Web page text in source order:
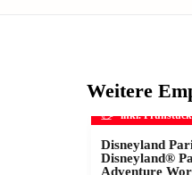
Weitere
inkl. Frühstück
Disneyland
Disneyland®
Adventure